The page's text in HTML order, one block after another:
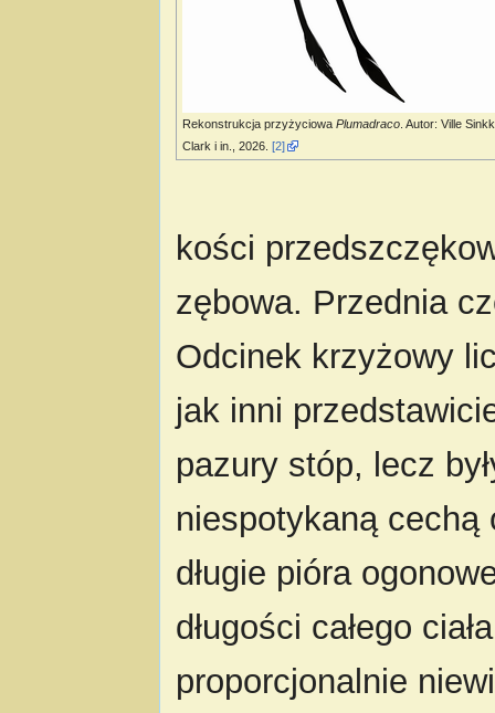
Rekonstrukcja przyżyciowaPlumadraco . Autor: Ville
Clark i in., 2026. [2]
kości
zębowa. Przednia
Odcinek krzyżowy
jak inni
pazury stóp, lecz
niespotykaną cechą
długie pióra
długości całego
proporcjonalnie